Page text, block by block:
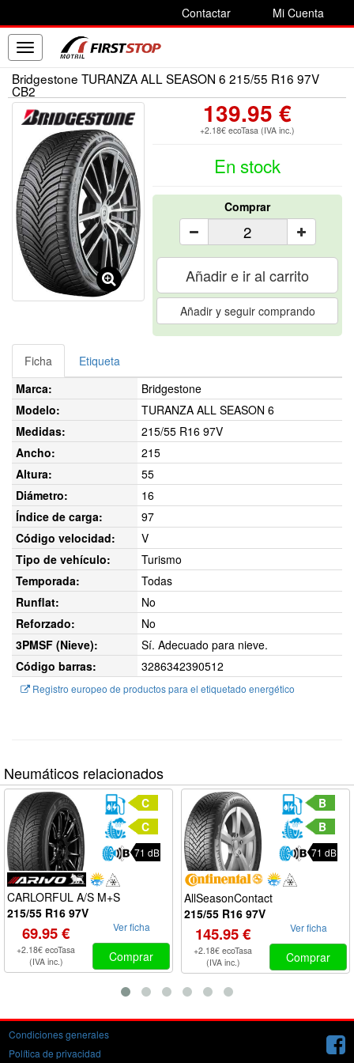
Contactar Mi Cuenta
Toggle
navigation
Bridgestone TURANZA ALL SEASON 6 215/55 R16 97V
CB2
139.95 €
+2.18€ ecoTasa (IVA inc.)
En stock
Comprar
Añadir e ir al carrito
Añadir y seguir comprando
Ficha
Etiqueta
Marca:
Bridgestone
Modelo:
TURANZA ALL SEASON 6
Medidas:
215/55 R16 97V
Ancho:
215
Altura:
55
Diámetro:
16
Índice de carga:
97
Código velocidad:
V
Tipo de vehículo:
Turismo
Temporada:
Todas
Runflat:
No
Reforzado:
No
3PMSF (Nieve):
Sí. Adecuado para nieve.
Código barras:
3286342390512
Registro europeo de productos para el etiquetado energético
Neumáticos relacionados
C
C
71 dB
CARLORFUL A/S M+S
215/55 R16 97V
69.95 €
+2.18€ ecoTasa
(IVA inc.)
Ver ficha
Comprar
B
B
71 dB
AllSeasonContact
215/55 R16 97V
145.95 €
+2.18€ ecoTasa
(IVA inc.)
Ver ficha
Comprar
Condiciones generales
Política de privacidad